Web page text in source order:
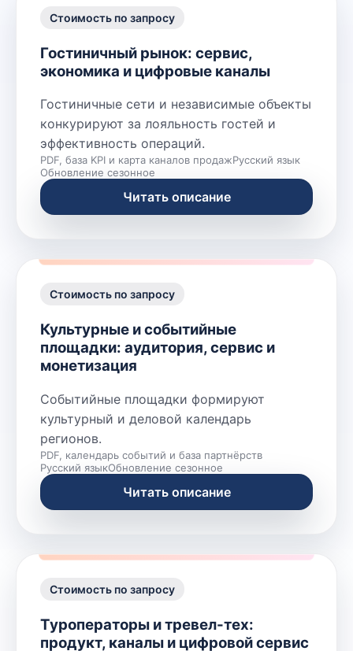
Стоимость по запросу
Гостиничный рынок: сервис,
экономика и цифровые каналы
Гостиничные сети и независимые объекты
конкурируют за лояльность гостей и
эффективность операций.
PDF, база KPI и карта каналов продажРусский язык
Обновление сезонное
Читать описание
Стоимость по запросу
Культурные и событийные
площадки: аудитория, сервис и
монетизация
Событийные площадки формируют
культурный и деловой календарь
регионов.
PDF, календарь событий и база партнёрств
Русский языкОбновление сезонное
Читать описание
Стоимость по запросу
Туроператоры и тревел-тех:
продукт, каналы и цифровой сервис